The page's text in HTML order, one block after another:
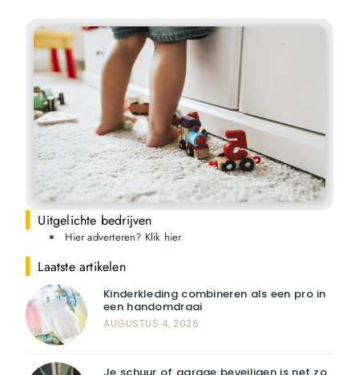
Uitgelichte bedrijven
Hier adverteren? Klik hier
Laatste artikelen
Kinderkleding combineren als een pro in
een handomdraai
AUGUSTUS 4, 2026